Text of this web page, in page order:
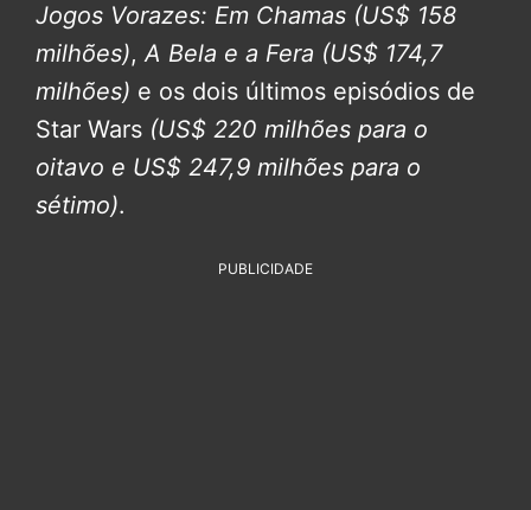
Jogos Vorazes: Em Chamas (US$ 158
milhões),A Bela e a Fera (US$ 174,7
milhões) e os dois últimos episódios de
Star Wars (US$ 220 milhões para o
oitavo e US$ 247,9 milhões para o
sétimo).
PUBLICIDADE